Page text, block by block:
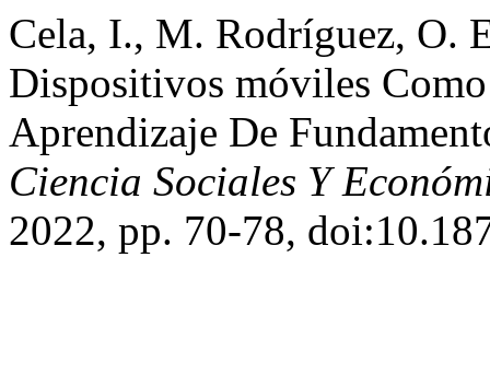
Cela, I., M. Rodríguez, O.
Dispositivos móviles
Aprendizaje De
Ciencia Sociales Y
2022, pp. 70-78,